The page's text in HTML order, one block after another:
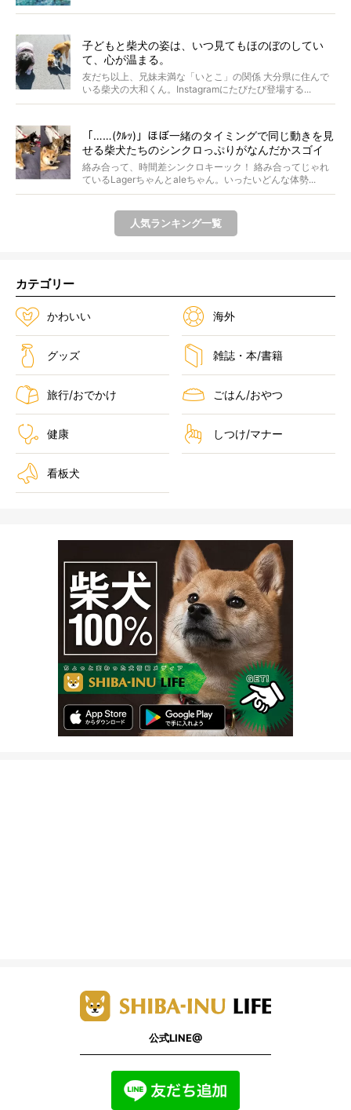
子どもと柴犬の姿は、いつ見てもほのぼのしてい
て、心が温まる。
友だち以上、兄妹未満な「いとこ」の関係 大分県に住んで
いる柴犬の大和くん。Instagramにたびたび登場する...
「……(ｸﾙｯ)」ほぼ一緒のタイミングで同じ動きを見
せる柴犬たちのシンクロっぷりがなんだかスゴイ
絡み合って、時間差シンクロキーック！ 絡み合ってじゃれ
ているLagerちゃんとaleちゃん。いったいどんな体勢...
人気ランキング一覧
カテゴリー
かわいい 海外
グッズ 雑誌・本/書籍
旅行/おでかけ ごはん/おやつ
健康 しつけ/マナー
看板犬
公式LINE@